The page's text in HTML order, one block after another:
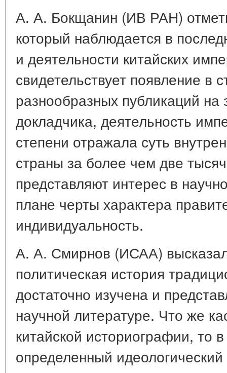
А. А. Бокщанин (ИВ РАН)
который наблюдается в
и деятельности китайских
свидетельствует появление в
разнообразных публикаций
докладчика, деятельность
степени отражала суть
страны за более чем две
представляют интерес в
плане черты характера
индивидуальность.
А. А. Смирнов (ИСАА)
политическая история
достаточно изучена и
научной литературе. Что же
китайской историографии, то
определенный